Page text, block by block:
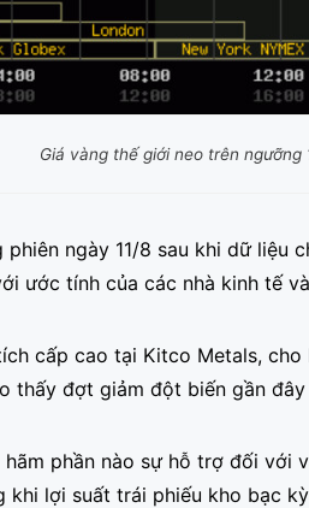
Giá vàng thế giới neo trên ngưỡng
phiên ngày 11/8 sau khi dữ liệu
ước tính của các nhà kinh tế
cấp cao tại Kitco Metals,
thấy đợt giảm đột biến gần
phần nào sự hỗ trợ đối với
lợi suất trái phiếu kho bạc